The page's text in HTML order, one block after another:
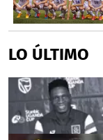
LO ÚLTIMO